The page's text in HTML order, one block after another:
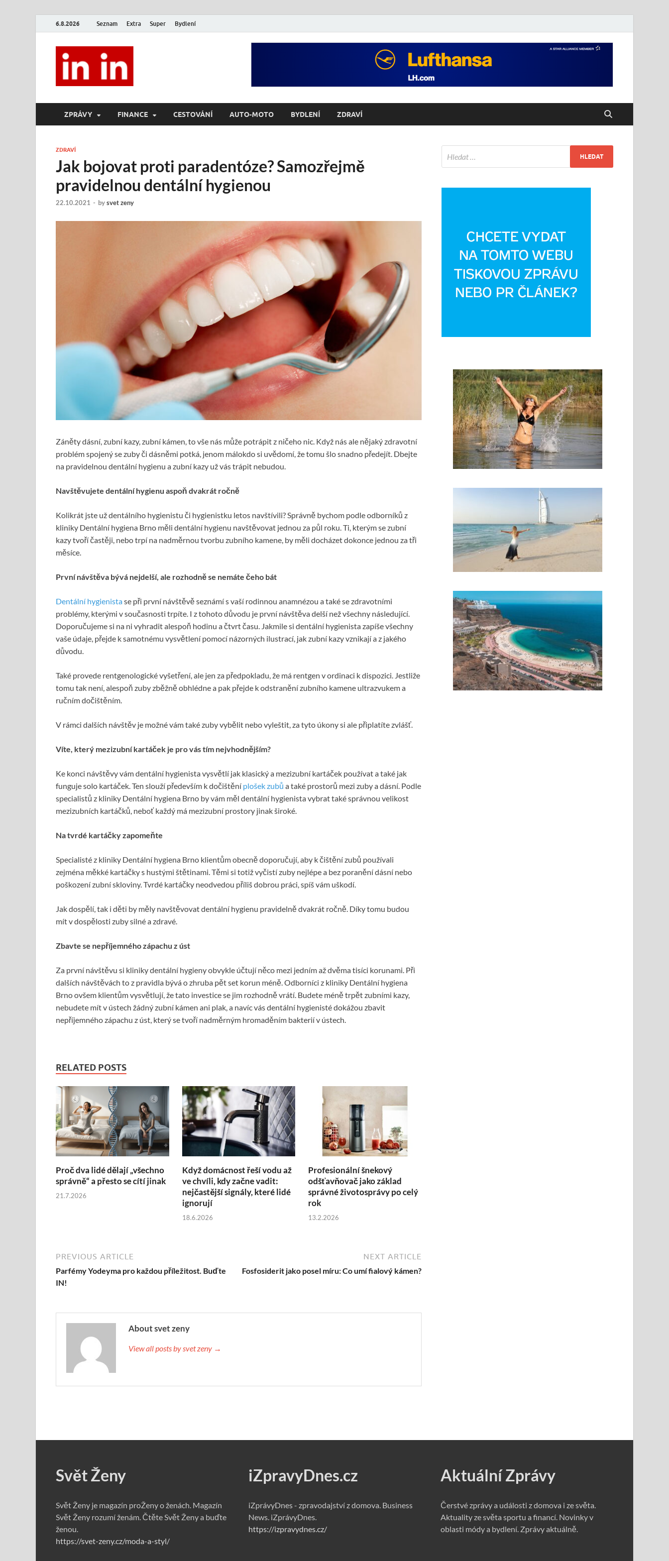
6.8.2026 Seznam Extra Super Bydlení
ZPRÁVY FINANCE CESTOVÁNÍ AUTO-MOTO BYDLENÍ ZDRAVÍ
ZDRAVÍ
Jak bojovat proti paradentóze? Samozřejmě
pravidelnou dentální hygienou
22.10.2021 - bysvet zeny
Záněty dásní, zubní kazy, zubní kámen, to vše nás může potrápit z ničeho nic. Když nás ale nějaký zdravotní
problém spojený se zuby či dásněmi potká, jenom málokdo si uvědomí, že tomu šlo snadno předejít. Dbejte
na pravidelnou dentální hygienu a zubní kazy už vás trápit nebudou.
Navštěvujete dentální hygienu aspoň dvakrát ročně
Kolikrát jste už dentálního hygienistu či hygienistku letos navštívili? Správně bychom podle odborníků z
kliniky Dentální hygiena Brno měli dentální hygienu navštěvovat jednou za půl roku. Ti, kterým se zubní
kazy tvoří častěji, nebo trpí na nadměrnou tvorbu zubního kamene, by měli docházet dokonce jednou za tři
měsíce.
První návštěva bývá nejdelší, ale rozhodně se nemáte čeho bát
Dentální hygienistase při první návštěvě seznámí s vaší rodinnou anamnézou a také se zdravotními
problémy, kterými v současnosti trpíte. I z tohoto důvodu je první návštěva delší než všechny následující.
Doporučujeme si na ni vyhradit alespoň hodinu a čtvrt času. Jakmile si dentální hygienista zapíše všechny
vaše údaje, přejde k samotnému vysvětlení pomocí názorných ilustrací, jak zubní kazy vznikají a z jakého
důvodu.
Také provede rentgenologické vyšetření, ale jen za předpokladu, že má rentgen v ordinaci k dispozici. Jestliže
tomu tak není, alespoň zuby zběžně obhlédne a pak přejde k odstranění zubního kamene ultrazvukem a
ručním dočištěním.
V rámci dalších návštěv je možné vám také zuby vybělit nebo vyleštit, za tyto úkony si ale připlatíte zvlášť.
Víte, který mezizubní kartáček je pro vás tím nejvhodnějším?
Ke konci návštěvy vám dentální hygienista vysvětlí jak klasický a mezizubní kartáček používat a také jak
funguje solo kartáček. Ten slouží především k dočištění plošek zubů a také prostorů mezi zuby a dásní. Podle
specialistů z kliniky Dentální hygiena Brno by vám měl dentální hygienista vybrat také správnou velikost
mezizubních kartáčků, neboť každý má mezizubní prostory jinak široké.
Na tvrdé kartáčky zapomeňte
Specialisté z kliniky Dentální hygiena Brno klientům obecně doporučují, aby k čištění zubů používali
zejména měkké kartáčky s hustými štětinami. Těmi si totiž vyčistí zuby nejlépe a bez poranění dásní nebo
poškození zubní skloviny. Tvrdé kartáčky neodvedou příliš dobrou práci, spíš vám uškodí.
Jak dospělí, tak i děti by měly navštěvovat dentální hygienu pravidelně dvakrát ročně. Díky tomu budou
mít v dospělosti zuby silné a zdravé.
Zbavte se nepříjemného zápachu z úst
Za první návštěvu si kliniky dentální hygieny obvykle účtují něco mezi jedním až dvěma tisíci korunami. Při
dalších návštěvách to z pravidla bývá o zhruba pět set korun méně. Odborníci z kliniky Dentální hygiena
Brno ovšem klientům vysvětlují, že tato investice se jim rozhodně vrátí. Budete méně trpět zubními kazy,
nebudete mít v ústech žádný zubní kámen ani plak, a navíc vás dentální hygienisté dokážou zbavit
nepříjemného zápachu z úst, který se tvoří nadměrným hromaděním bakterií v ústech.
RELATED POSTS
Proč dva lidé dělají „všechno
správně“ a přesto se cítí jinak
21.7.2026
Když domácnost řeší vodu až
ve chvíli, kdy začne vadit:
nejčastější signály, které lidé
ignorují
18.6.2026
Profesionální šnekový
odšťavňovač jako základ
správné životosprávy po celý
rok
13.2.2026
PREVIOUS ARTICLE
Parfémy Yodeyma pro každou příležitost. Buďte
IN!
NEXT ARTICLE
Fosfosiderit jako posel míru: Co umí fialový kámen?
About svet zeny
View all posts by svet zeny →
Svět Ženy
Svět Ženy je magazín proŽeny o ženách. Magazín
Svět Ženy rozumí ženám. Čtěte Svět Ženy a buďte
ženou.
https://svet-zeny.cz/moda-a-styl/
iZpravyDnes.cz
iZprávyDnes - zpravodajství z domova. Business
News. iZprávyDnes.
https://izpravydnes.cz/
Aktuální Zprávy
Čerstvé zprávy a události z domova i ze světa.
Aktuality ze světa sportu a financí. Novinky v
oblasti módy a bydlení. Zprávy aktuálně.